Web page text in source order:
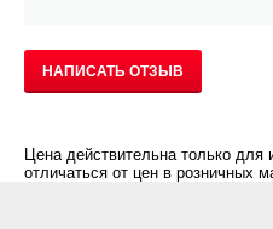
НАПИСАТЬ ОТЗЫВ
Цена действительна только для
отличаться от цен в розничных